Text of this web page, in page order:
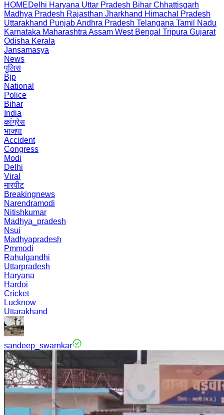
HOMEDelhi Haryana Uttar Pradesh Bihar Chhattisgarh
Madhya Pradesh Rajasthan Jharkhand Himachal Pradesh
Uttarakhand PunjabAndhra Pradesh Telangana Tamil Nadu
Karnataka Maharashtra Assam West Bengal Tripura Gujarat
Odisha Kerala
Jansamasya
News
पुलिस
Bjp
National
Police
Bihar
India
कांग्रेस
भाजपा
Accident
Congress
Modi
Delhi
Viral
मारपीट
Breakingnews
Narendramodi
Nitishkumar
Madhya_pradesh
Nsui
Madhyapradesh
Pmmodi
Rahulgandhi
Uttarpradesh
Haryana
Hardoi
Cricket
Lucknow
Uttarakhand
sandeep_swarnkar